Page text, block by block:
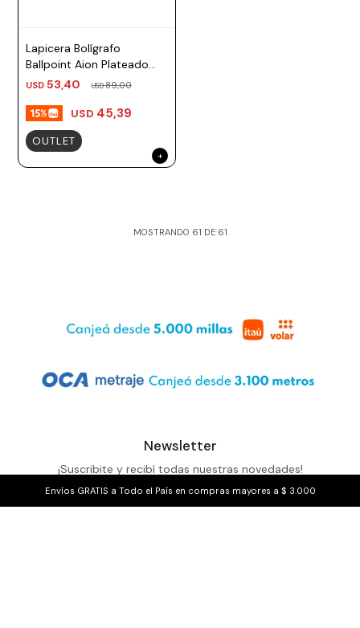
Envíos GRATIS a Todo el País en compras mayores a $ 3.000
Lapicera Bolígrafo
Ballpoint Aion Plateado
TM negro Lamy
USD 53,40 USD89,00
USD 45,39
OUTLET
MOSTRANDO 61 DE 61
Newsletter
¡Suscribite y recibí todas nuestras novedades!
SUSCRIBIRME